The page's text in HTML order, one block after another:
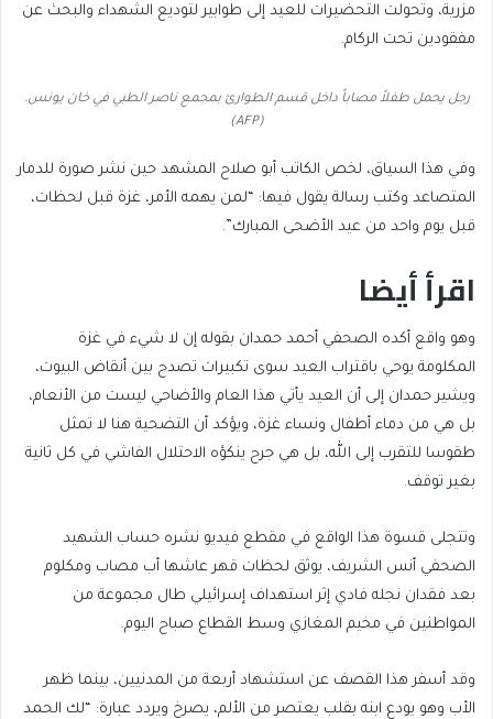
مزرية، وتحولت التحضيرات للعيد إلى طوابير لتوديع الشهداء والبحث عن
مفقودين تحت الركام.
رجل يحمل طفلاً مصاباً داخل قسم الطوارئ بمجمع ناصر الطبي في خان يونس.
(AFP)
وفي هذا السياق، لخص الكاتب أبو صلاح المشهد حين نشر صورة للدمار
المتصاعد وكتب رسالة يقول فيها: “لمن يهمه الأمر، غزة قبل لحظات،
قبل يوم واحد من عيد الأضحى المبارك”.
اقرأ أيضا
list
of
1
item
end
of
list
وهو واقع أكده الصحفي أحمد حمدان بقوله إن لا شيء في غزة
المكلومة يوحي باقتراب العيد سوى تكبيرات تصدح بين أنقاض البيوت،
ويشير حمدان إلى أن العيد يأتي هذا العام والأضاحي ليست من الأنعام،
بل هي من دماء أطفال ونساء غزة، ويؤكد أن التضحية هنا لا تمثل
طقوسا للتقرب إلى الله، بل هي جرح ينكؤه الاحتلال الفاشي في كل ثانية
بغير توقف.
وتتجلى قسوة هذا الواقع في مقطع فيديو نشره حساب الشهيد
الصحفي أنس الشريف، يوثق لحظات قهر عاشها أب مصاب ومكلوم
بعد فقدان نجله فادي إثر استهداف إسرائيلي طال مجموعة من
المواطنين في مخيم المغازي وسط القطاع صباح اليوم.
وقد أسفر هذا القصف عن استشهاد أربعة من المدنيين، بينما ظهر
الأب وهو يودع ابنه بقلب يعتصر من الألم، يصرخ ويردد عبارة: “لك الحمد